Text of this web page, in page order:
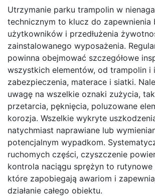
Utrzymanie parku trampolin w
technicznym to klucz do zapewnienia
użytkowników i przedłużenia
zainstalowanego wyposażenia.
powinna obejmować szczegółowe
wszystkich elementów, od trampolin i
zabezpieczenia, materace i siatki.
uwagę na wszelkie oznaki zużycia,
przetarcia, pęknięcia, poluzowane
korozja. Wszelkie wykryte
natychmiast naprawiane lub
potencjalnym wypadkom.
ruchomych części, czyszczenie
kontrola naciągu sprężyn to rutynowe
które zapobiegają awariom i
działanie całego obiektu.